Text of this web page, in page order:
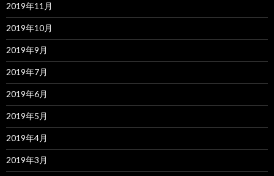
2019年11月
2019年10月
2019年9月
2019年7月
2019年6月
2019年5月
2019年4月
2019年3月